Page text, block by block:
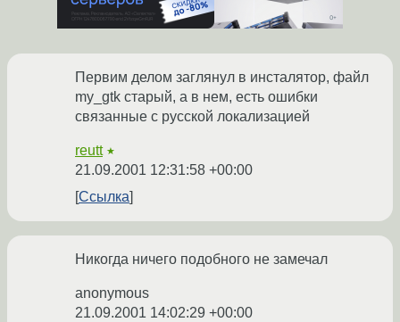
Первим делом заглянул в инсталятор, файл
my_gtk старый, а в нем, есть ошибки
связанные с русской локализацией
reutt ★
21.09.2001 12:31:58 +00:00
Ссылка
Никогда ничего подобного не замечал
anonymous
21.09.2001 14:02:29 +00:00